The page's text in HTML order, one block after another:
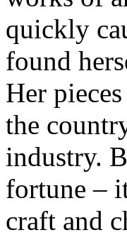
quickly
found
Her
the
industry.
fortune –
craft and